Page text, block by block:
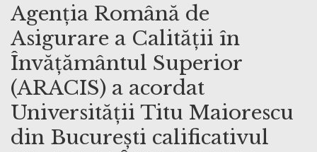
Agenția Română de
Asigurare a Calității în
Învățământul Superior
(ARACIS) a acordat
Universității Titu Maiorescu
din București calificativul